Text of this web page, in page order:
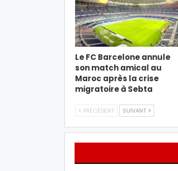
Le FC Barcelone annule
son match amical au
Maroc après la crise
migratoire à Sebta
PRÉCÉDENT SUIVANT